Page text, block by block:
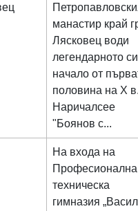
манастир край
Лясковец води
легендарното си
начало от
половина на Х
Наричалсее
"Боянов с...
На входа на
Професионална
техническа
гимназия „Васил